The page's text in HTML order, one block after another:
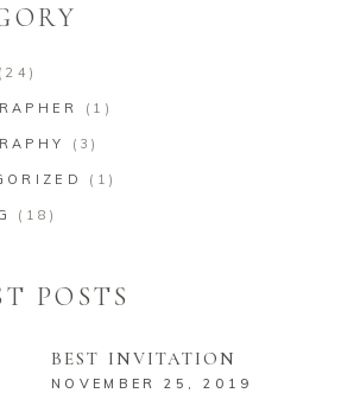
(1)
(3)
(1)
(18)
POSTS
BEST INVITATION
NOVEMBER 25, 2019